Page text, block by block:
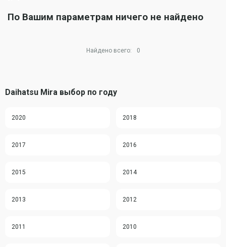
По Вашим параметрам ничего не найдено
Найдено всего: 0
Daihatsu Mira выбор по году
2020 2018
2017 2016
2015 2014
2013 2012
2011 2010